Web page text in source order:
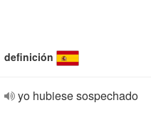
definición
yo hubiese sospechado